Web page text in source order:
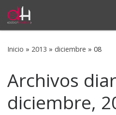
Saltar al contenido
Inicio » 2013 » diciembre » 08
Archivos
diciembre,